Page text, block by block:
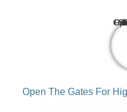
Open The Gates For